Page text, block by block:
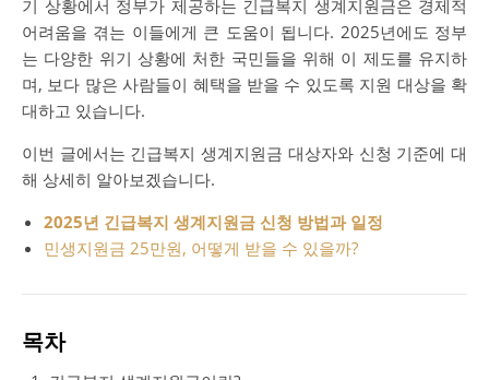
기 상황에서 정부가 제공하는 긴급복지 생계지원금은 경제적
어려움을 겪는 이들에게 큰 도움이 됩니다. 2025년에도 정부
는 다양한 위기 상황에 처한 국민들을 위해 이 제도를 유지하
며, 보다 많은 사람들이 혜택을 받을 수 있도록 지원 대상을 확
대하고 있습니다.
이번 글에서는 긴급복지 생계지원금 대상자와 신청 기준에 대
해 상세히 알아보겠습니다.
2025년 긴급복지 생계지원금 신청 방법과 일정
민생지원금 25만원, 어떻게 받을 수 있을까?
목차